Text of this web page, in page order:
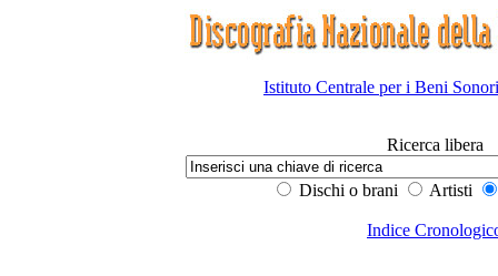
Istituto Centrale per i Beni
Ricerca libera
Dischi o brani Artisti
Indice